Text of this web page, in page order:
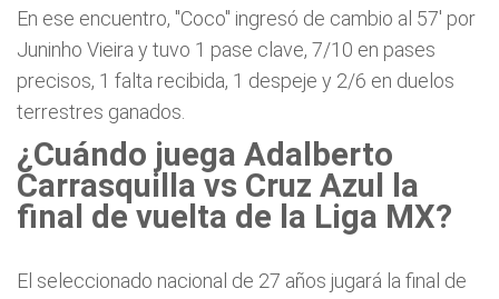
En ese encuentro, "Coco" ingresó de cambio al 57' por
Juninho Vieira y tuvo 1 pase clave, 7/10 en pases
precisos, 1 falta recibida, 1 despeje y 2/6 en duelos
terrestres ganados.
¿Cuándo juega Adalberto
Carrasquilla vs Cruz Azul la
final de vuelta de la Liga MX?
El seleccionado nacional de 27 años jugará la final de